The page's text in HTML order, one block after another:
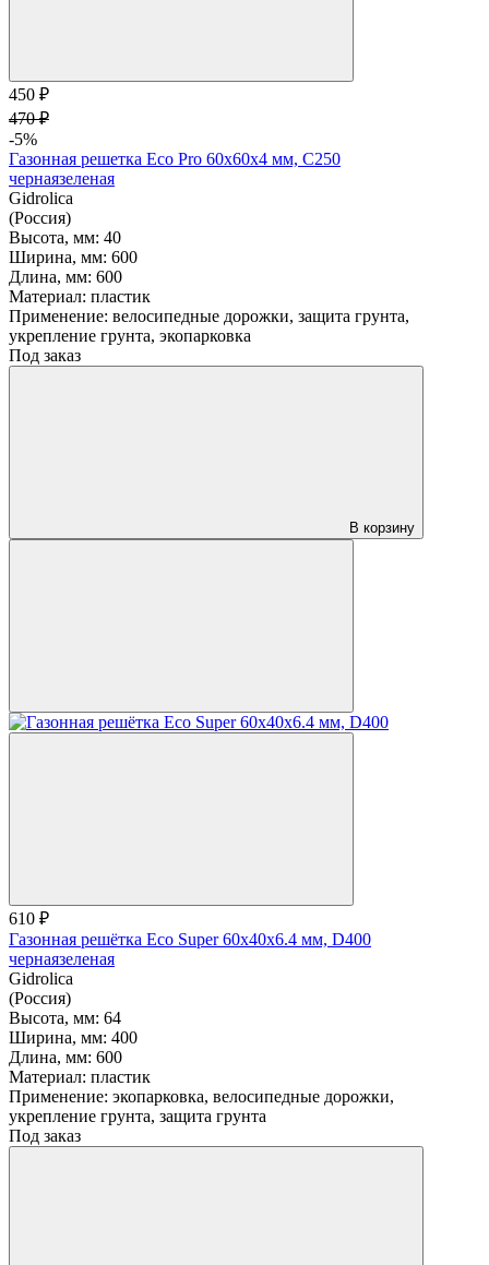
450 ₽
470 ₽
-5%
Газонная решетка Eco Pro 60х60х4 мм, С250
чернаязеленая
Gidrolica
(Россия)
Высота, мм: 40
Ширина, мм: 600
Длина, мм: 600
Материал: пластик
Применение: велосипедные дорожки, защита грунта,
укрепление грунта, экопарковка
Под заказ
В корзину
610 ₽
Газонная решётка Eco Super 60х40х6.4 мм, D400
чернаязеленая
Gidrolica
(Россия)
Высота, мм: 64
Ширина, мм: 400
Длина, мм: 600
Материал: пластик
Применение: экопарковка, велосипедные дорожки,
укрепление грунта, защита грунта
Под заказ